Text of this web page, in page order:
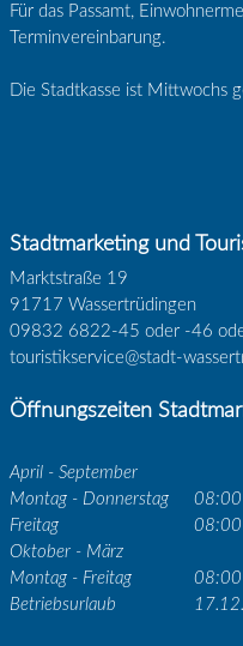
Für das Passamt,
Terminvereinbarung.
Die Stadtkasse ist Mittwochs
Stadtmarketing und
Marktstraße 19
91717 Wassertrüdingen
09832 6822-45 oder -46
touristikservice@stadt-
Öffnungszeiten
April - September
Montag - Donnerstag
Freitag
Oktober - März
Montag - Freitag
Betriebsurlaub